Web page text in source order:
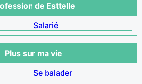
de Esttelle
Salarié
Plus sur ma vie
Se balader